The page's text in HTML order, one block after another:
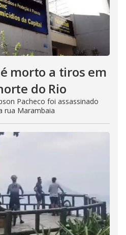
morto a tiros em
do Rio
Pacheco foi assassinado
rua Marambaia